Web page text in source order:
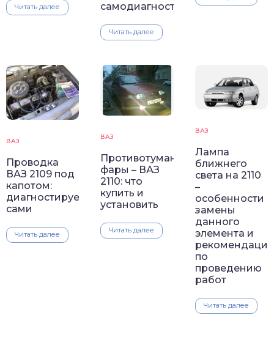
Читать далее
самодиагностики
Читать далее
ВАЗ
Проводка
ВАЗ 2109 под
капотом:
диагностируем
сами
Читать далее
ВАЗ
Противотуманные
фары – ВАЗ
2110: что
купить и
установить
Читать далее
ВАЗ
Лампа
ближнего
света на 2110
–
особенности
замены
данного
элемента и
рекомендации
по
проведению
работ
Читать далее